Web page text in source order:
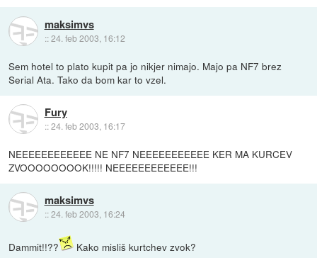
maksimvs
::24. feb 2003, 16:12
Sem hotel to plato kupit pa jo nikjer nimajo. Majo pa NF7 brez
Serial Ata. Tako da bom kar to vzel.
Fury
::24. feb 2003, 16:17
NEEEEEEEEEEEE NE NF7 NEEEEEEEEEEE KER MA KURCEV
ZVOOOOOOOOK!!!!! NEEEEEEEEEEEE!!!
maksimvs
::24. feb 2003, 16:24
Dammit!!?? Kako misliš kurtchev zvok?